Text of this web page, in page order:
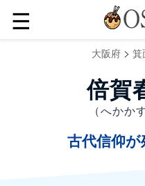
☰
大阪府 > 箕
倍賀
（へかか
古代信仰